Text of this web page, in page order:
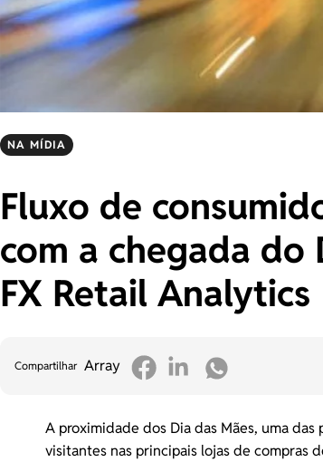
NA MÍDIA
Fluxo de
com a chegada do
FX Retail Analytics
Compartilhar Array
A proximidade dos Dia das Mães, uma
visitantes nas principais lojas de compras